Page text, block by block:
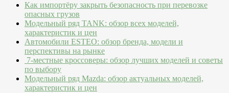
Как импортёру закрыть безопасность при перевозке
опасных грузов
Модельный ряд TANK: обзор всех моделей,
характеристик и цен
Автомобили ESTEO: обзор бренда, модели и
перспективы на рынке
7-местные кроссоверы: обзор лучших моделей и советы
по выбору
Модельный ряд Mazda: обзор актуальных моделей,
характеристик и цен